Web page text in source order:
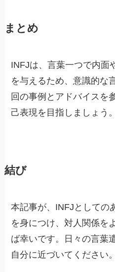
まとめ
INFJは、言葉一つで内面
を与えるため、意識的な
回の事例とアドバイスを
己表現を目指しましょう。
結び
本記事が、INFJとしての
を身につけ、対人関係を
ば幸いです。日々の言葉
自分に近づいてください。